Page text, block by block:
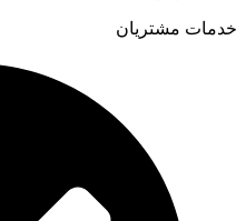
خدمات مشتریان